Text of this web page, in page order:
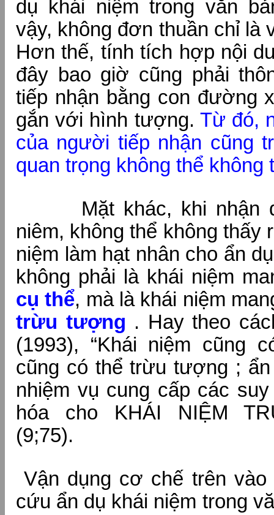
dụ khái niệm trong văn
vậy, không đơn thuần chỉ là
Hơn thế, tính tích hợp nội
đây bao giờ cũng phải
tiếp nhận bằng con đường
gắn với hình tượng. Từ đó,
của người tiếp nhận cũng
quan trọng không thể không
Mặt khác, khi nhận
niêm, không thể không thấy
niệm làm hạt nhân cho ẩn
không phải là khái niệm
cụ thể, mà là khái niệm
trừu tượng . Hay theo
(1993), “Khái niệm cũng
cũng có thể trừu tượng ;
nhiệm vụ cung cấp các
hóa cho KHÁI NIỆM
(9;75).
Vận dụng cơ chế trên vào
cứu ẩn dụ khái niệm trong